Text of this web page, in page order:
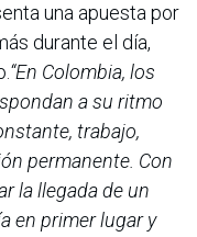
una apuesta por
durante el día,
“En Colombia, los
a su ritmo
trabajo,
permanente. Con
la llegada de un
en primer lugar y